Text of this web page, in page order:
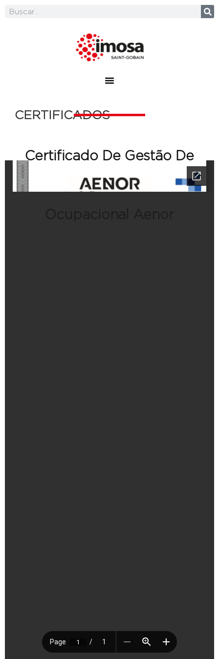
CERTIFICADOS
Certificado De Gestão De
Segurança E Saúde